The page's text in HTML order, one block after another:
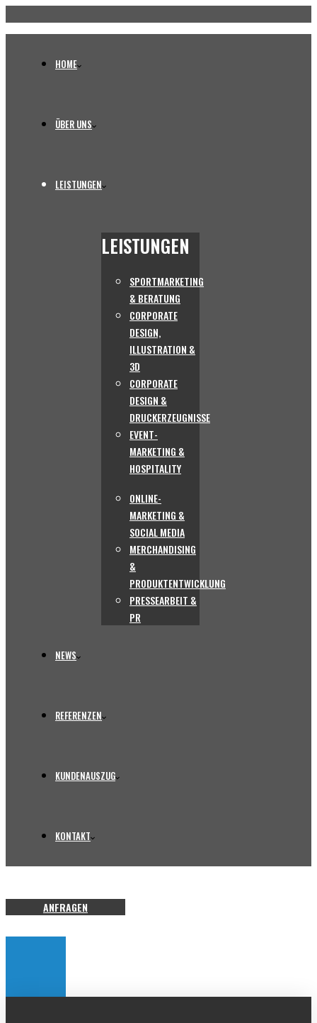
HOME
ÜBER UNS
LEISTUNGEN
LEISTUNGEN
SPORTMARKETING
& BERATUNG
CORPORATE
DESIGN,
ILLUSTRATION &
3D
CORPORATE
DESIGN &
DRUCKERZEUGNISSE
EVENT-
MARKETING &
HOSPITALITY
ONLINE-
MARKETING &
SOCIAL MEDIA
MERCHANDISING
&
PRODUKTENTWICKLUNG
PRESSEARBEIT &
PR
NEWS
REFERENZEN
KUNDENAUSZUG
KONTAKT
ANFRAGEN